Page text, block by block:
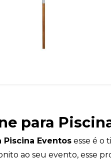
para
Piscina Eventos esse é o
ao seu evento, esse